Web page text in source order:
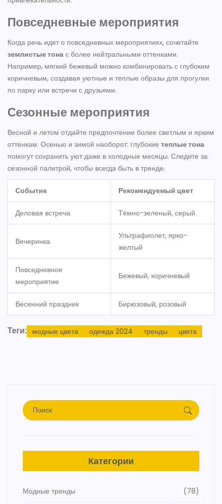
Повседневные мероприятия
Когда речь идет о повседневных мероприятиях, сочетайте
землистые тона с более нейтральными оттенками.
Например, мягкий бежевый можно комбинировать с глубоким
коричневым, создавая уютные и теплые образы для прогулки
по парку или встречи с друзьями.
Сезонные мероприятия
Весной и летом отдайте предпочтение более светлым и ярким
оттенкам. Осенью и зимой наоборот: глубокие теплые тона
помогут сохранить уют даже в холодные месяцы. Следите за
сезонной палитрой, чтобы всегда быть в тренде.
Событие Рекомендуемый цвет
Деловая встреча Тёмно-зеленый, серый
Вечеринка
Ультрафиолет, ярко-
желтый
Повседневное
мероприятие
Бежевый, коричневый
Весенний праздник Бирюзовый, розовый
Теги: модные цвета одежда 2024 тренды цвета
Категории
Модные тренды (78)